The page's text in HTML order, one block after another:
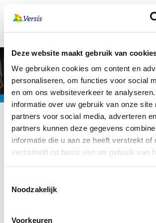
Deze website maakt gebruik van
We gebruiken cookies om content en
personaliseren, om functies voor social
en om ons websiteverkeer te
informatie over uw gebruik van onze site
partners voor social media, adverteren
partners kunnen deze gegevens
informatie die u aan ze heeft verstrekt of
verzameld op basis van uw gebruik van
Noodzakelijk
Voorkeuren
Reglement
vertrektijden, ritten boeken,
reisgebieden, reisafstanden